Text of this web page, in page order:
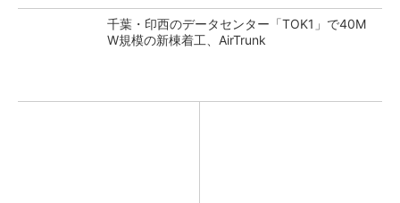
千葉・印西のデータセンター「TOK1」で40M
W規模の新棟着工、AirTrunk